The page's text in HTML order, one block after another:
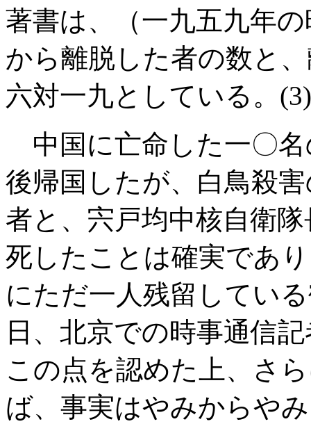
著書は、（一九五九年
から離脱した者の数と
六対一九としている。 (3)
中国に亡命した一〇名
後帰国したが、白鳥殺
者と、宍戸均中核自衛
死したことは確実であ
にただ一人残留してい
日、北京での時事通信
この点を認めた上、さ
ば、事実はやみからや